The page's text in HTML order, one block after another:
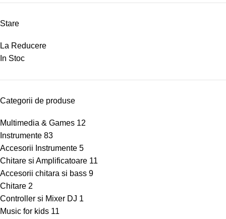
Stare
La Reducere
In Stoc
Categorii de produse
Multimedia & Games 12
Instrumente 83
Accesorii Instrumente 5
Chitare si Amplificatoare 11
Accesorii chitara si bass 9
Chitare 2
Controller si Mixer DJ 1
Music for kids 11